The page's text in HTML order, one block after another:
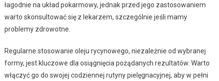
łagodnie na układ pokarmowy, jednak przed jego zastosowaniem
warto skonsultować się z lekarzem, szczególnie jeśli mamy
problemy zdrowotne.
Regularne stosowanie oleju rycynowego, niezależnie od wybranej
formy, jest kluczowe dla osiągnięcia pożądanych rezultatów. Warto
włączyć go do swojej codziennej rutyny pielęgnacyjnej, aby w pełni